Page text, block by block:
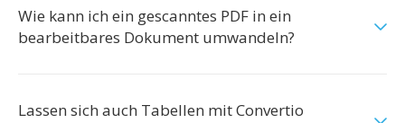
Wie kann ich ein gescanntes PDF in ein
bearbeitbares Dokument umwandeln?
Lassen sich auch Tabellen mit Convertio